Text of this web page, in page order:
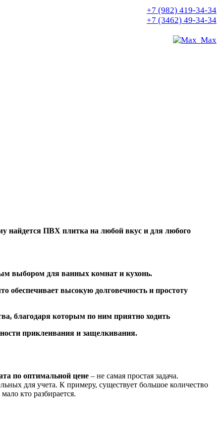
+7 (982) 419-34-34
+7 (3462) 49-34-34
Max
найдется ПВХ плитка на любой вкус и для любого
выбором для ванных комнат и кухонь.
обеспечивает высокую долговечность и простоту
благодаря которым по ним приятно ходить
приклеивания и защелкивания.
по оптимальной цене – не самая простая задача.
для учета. К примеру, существует большое количество
кто разбирается.